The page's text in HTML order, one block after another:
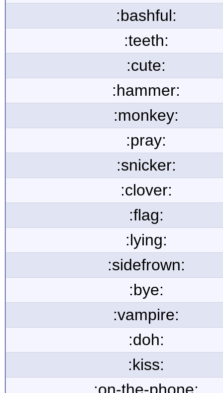
:bashful:
:teeth:
:cute:
:hammer:
:monkey:
:pray:
:snicker:
:clover:
:flag:
:lying:
:sidefrown:
:bye:
:vampire:
:doh:
:kiss: